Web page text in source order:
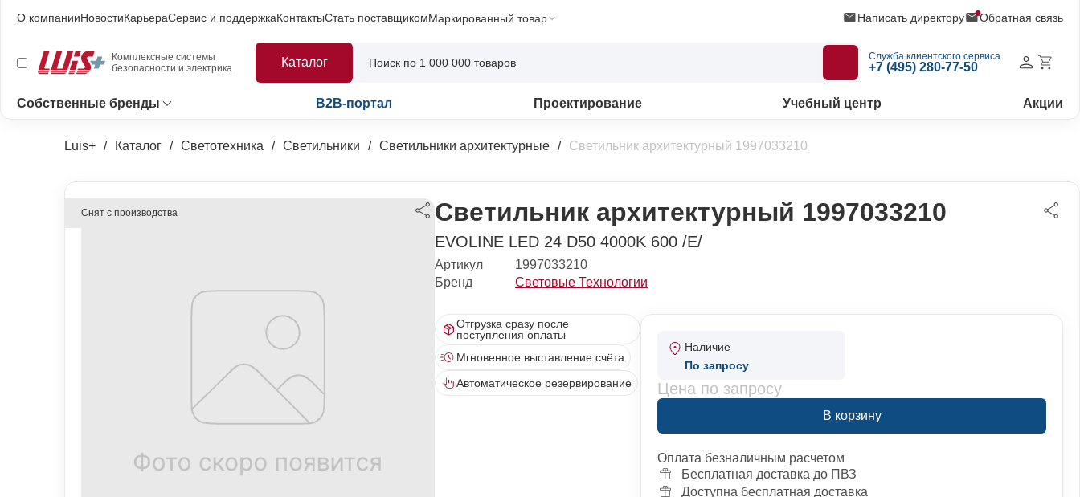
О компанииНовостиКарьераСервис и поддержкаКонтактыСтать поставщикомМаркированный товар Написать директору Обратная связь
Комплексные системы
безопасности и электрика
Каталог Служба клиентского сервиса
+7 (495) 280-77-50
Собственные бренды B2B-портал Проектирование Учебный центр Акции
Luis+ Каталог Светотехника Светильники Светильники архитектурные Светильник архитектурный 1997033210
Снят с производства Светильник архитектурный 1997033210
EVOLINE LED 24 D50 4000K 600 /E/
Артикул
1997033210
Бренд
Световые Технологии
Отгрузка сразу после
поступления оплаты
Мгновенное выставление счёта
Автоматическое резервирование
Наличие
По запросу
Цена по запросу
В корзину
Оплата безналичным расчетом
Бесплатная доставка до ПВЗ
Доступна бесплатная доставка